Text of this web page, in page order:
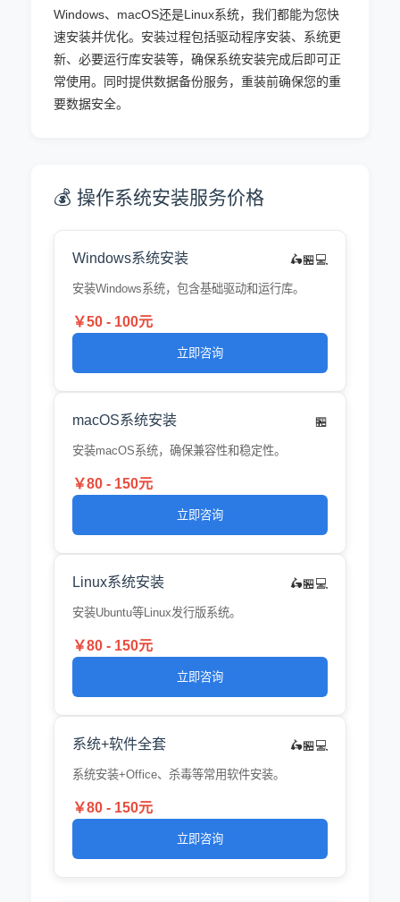
Windows、macOS还是Linux系统，我们都能为您快
速安装并优化。安装过程包括驱动程序安装、系统更
新、必要运行库安装等，确保系统安装完成后即可正
常使用。同时提供数据备份服务，重装前确保您的重
要数据安全。
💰 操作系统安装服务价格
Windows系统安装 🛵🏪💻
安装Windows系统，包含基础驱动和运行库。
￥50 - 100元
立即咨询
macOS系统安装 🏪
安装macOS系统，确保兼容性和稳定性。
￥80 - 150元
立即咨询
Linux系统安装 🛵🏪💻
安装Ubuntu等Linux发行版系统。
￥80 - 150元
立即咨询
系统+软件全套 🛵🏪💻
系统安装+Office、杀毒等常用软件安装。
￥80 - 150元
立即咨询